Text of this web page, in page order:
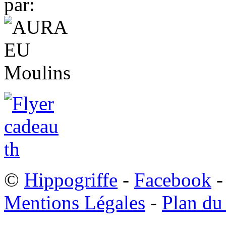
par:
© Hippogriffe - Facebook
Mentions Légales - Plan